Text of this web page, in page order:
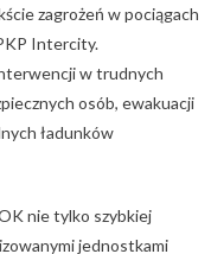
zagrożeń wpociągach
Intercity.
wtrudnych
osób, ewakuacji
ładunków
nietylko szybkiej
jednostkami